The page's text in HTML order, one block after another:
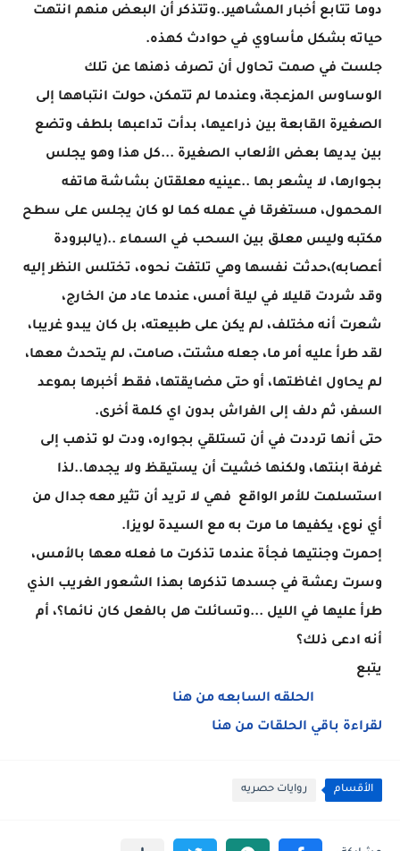
دوما تتابع أخبار المشاهير..وتتذكر أن البعض منهم انتهت
حياته بشكل مأساوي في حوادث كهذه.
جلست في صمت تحاول أن تصرف ذهنها عن تلك
الوساوس المزعجة، وعندما لم تتمكن، حولت انتباهها إلى
الصغيرة القابعة بين ذراعيها، بدأت تداعبها بلطف وتضع
بين يديها بعض الألعاب الصغيرة ...كل هذا وهو يجلس
بجوارها، لا يشعر بها ..عينيه معلقتان بشاشة هاتفه
المحمول، مستغرقا في عمله كما لو كان يجلس على سطح
مكتبه وليس معلق بين السحب في السماء ..(يالبرودة
أعصابه)،حدثت نفسها وهي تلتفت نحوه، تختلس النظر إليه
وقد شردت قليلا في ليلة أمس، عندما عاد من الخارج،
شعرت أنه مختلف، لم يكن على طبيعته، بل كان يبدو غريبا،
لقد طرأ عليه أمر ما، جعله مشتت، صامت، لم يتحدث معها،
لم يحاول اغاظتها، أو حتى مضايقتها، فقط أخبرها بموعد
السفر، ثم دلف إلى الفراش بدون اي كلمة أخرى.
حتى أنها ترددت في أن تستلقي بجواره، ودت لو تذهب إلى
غرفة ابنتها، ولكنها خشيت أن يستيقظ ولا يجدها..لذا
استسلمت للأمر الواقع فهي لا تريد أن تثير معه جدال من
أي نوع، يكفيها ما مرت به مع السيدة لويزا.
إحمرت وجنتيها فجأة عندما تذكرت ما فعله معها بالأمس،
وسرت رعشة في جسدها تذكرها بهذا الشعور الغريب الذي
طرأ عليها في الليل ...وتسائلت هل بالفعل كان نائما؟، أم
أنه ادعى ذلك؟
يتبع
الحلقه السابعه من هنا
لقراءة باقي الحلقات من هنا
الأقسام روايات حصريه